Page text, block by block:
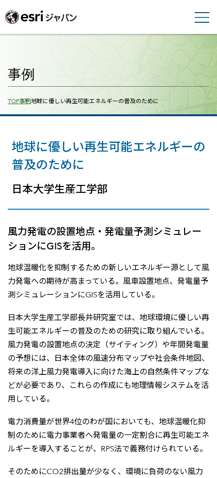
事例
Breadcrumbs
TOP事例地球に優しい再生可能エネルギーの普及のために
地球に優しい再生可能エネルギーの
普及のために
日本大学生産工学部
風力発電の設置地点・発電量予測シミュレー
ションにGISを活用。
地球温暖化を抑制するための新しいエネルギー源として風
力発電への期待が高まっている。風車設置地点、発電量予
測シミュレーションにGISを活用している。
日本大学生産工学部長井研究室では、地球環境に優しい再
生可能エネルギーの普及のための研究に取り組んでいる。
風力発電の設置地点の決定（サイティング）や年間発電量
の予想には、日本全体の風速分布マップや社会条件地図、
将来の洋上風力発電導入に向けた海上の自然条件マップな
どが必要であり、これらの作成にも地理情報システムを活
用している。
電力消費量が世界4位のわが国においても、地球温暖化抑
制のために電力事業者へ発電量の一定割合に再生可能エネ
ルギーを導入することが、RPS法で義務付けられている。
そのためにCO2排出量が少なく、環境に負荷のない風力